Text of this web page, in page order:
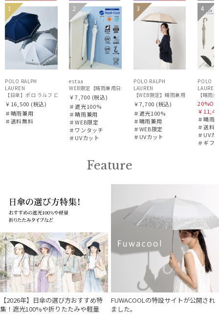
送料無
料
WOME
N
1
POLO RALPH
LAUREN
￥16,500 (税込)
＃晴雨兼用
＃送料無料
WEB限
定
UNISE
X
2
estaa
WEB限定【晴雨兼用日傘】エスタ(estaa)REIKYAKUパラソル
￥7,700 (税込)
＃遮光100%
＃晴雨兼用
＃WEB限定
＃ワンタッチ
＃UVカット
WEB限
定
WOME
N
3
POLO RALPH
LAUREN
【WEB限定】晴雨兼用日傘 ポロ
￥7,700 (税込)
＃遮光100%
＃晴雨兼用
＃WEB限定
＃UVカット
セー
ル
ギフト
向け
N
4
POLO
LAUREN
【晴雨
￥
＃晴雨
＃送料
＃UVカ
＃ギフ
Feature
【2026年】日傘の選び方おすすめ特
集！遮光100%や折りたたみや軽量
FUWACOOLの特設サイトが公開され
ました。